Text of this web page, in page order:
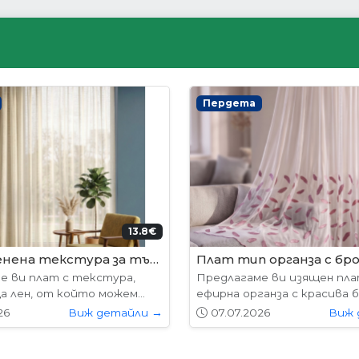
65€
Слънчев бряг Апарт Хотел Елит – затворен комплекс с охрана
комплекс,
с деца и
Виж детайли →
Интериорни врати
178.95€ (350лв.)
VP-01 Алабама
Вратите се предлагат в следните
размери: 87х204см. 77х204см...
01.05.2026
Виж детайли